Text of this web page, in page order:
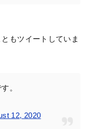
もツイートしていま
。
12, 2020